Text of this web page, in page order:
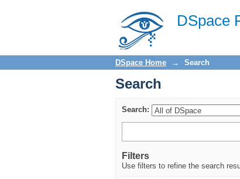
DSpace
Search
DSpace Home → Search
Search
Search:
Filters
Use filters to refine the search